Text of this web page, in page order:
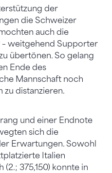
der
die Schweizer
auch die
weitgehend Supporter
übertönen. So gelang
Ende des
Mannschaft noch
zu distanzieren.
und einer Endnote
sich die
Erwartungen. Sowohl
Italien
(2.; 375,150) konnte in